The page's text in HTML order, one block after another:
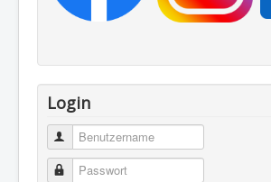
Login
Benutzername
Passwort